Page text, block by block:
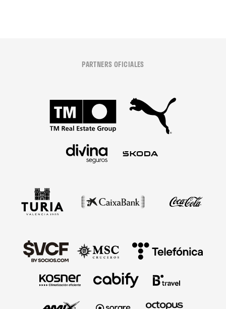
PARTNERS OFICIALES